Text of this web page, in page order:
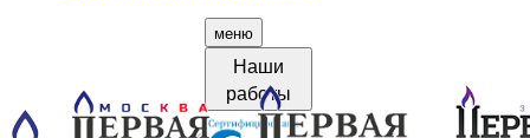
меню
Наши
работы